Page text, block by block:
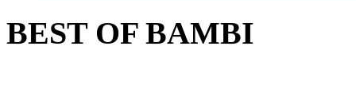
BEST OF BAMBI